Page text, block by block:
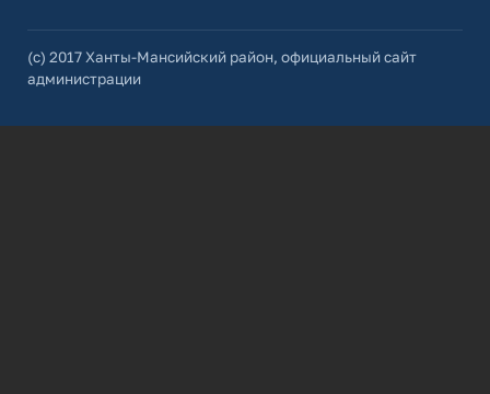
(с) 2017 Ханты-Мансийский район, официальный сайт
администрации